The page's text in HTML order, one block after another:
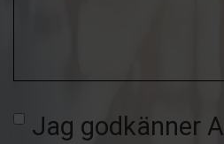
Jag godkänner